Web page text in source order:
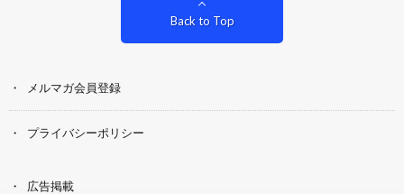
Back to Top
メルマガ会員登録
プライバシーポリシー
広告掲載